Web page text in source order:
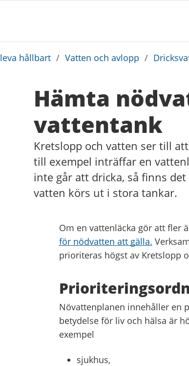
hållbart / Vatten och avlopp /
Hämta
vattentank
Kretslopp och vatten ser till
till exempel inträffar en
inte går att dricka, så finns
vatten körs ut i stora tankar.
Om en vattenläcka gör att fler
för nödvatten att gälla.
prioriteras högst av Kretslopp
Növattenplanen innehåller en
betydelse för liv och hälsa är
exempel
sjukhus,